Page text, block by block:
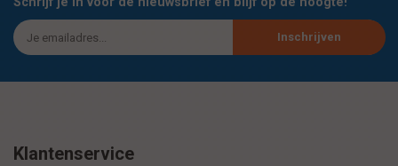
Inschrijven
Klantenservice